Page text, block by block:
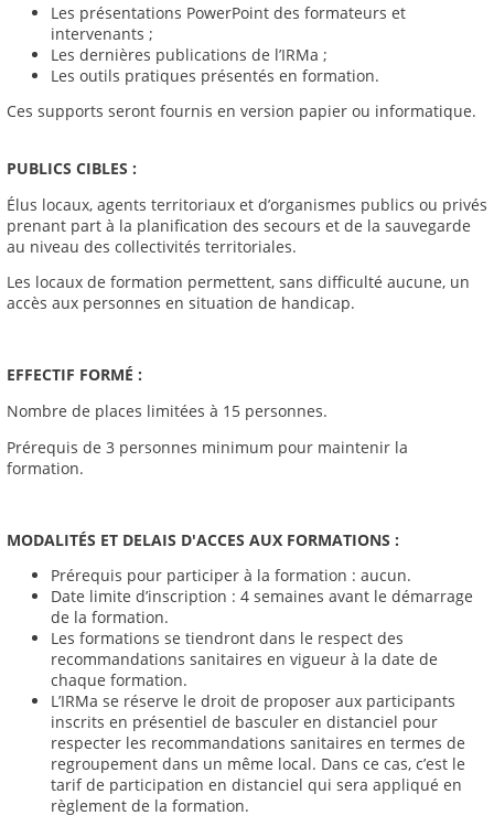
Les présentations PowerPoint des formateurs et
intervenants ;
Les dernières publications de l’IRMa ;
Les outils pratiques présentés en formation.
Ces supports seront fournis en version papier ou informatique.
PUBLICS CIBLES :
Élus locaux, agents territoriaux et d’organismes publics ou privés
prenant part à la planification des secours et de la sauvegarde
au niveau des collectivités territoriales.
Les locaux de formation permettent, sans difficulté aucune, un
accès aux personnes en situation de handicap.
EFFECTIF FORMÉ :
Nombre de places limitées à 15 personnes.
Prérequis de 3 personnes minimum pour maintenir la
formation.
MODALITÉS ET DELAIS D'ACCES AUX FORMATIONS :
Prérequis pour participer à la formation : aucun.
Date limite d’inscription : 4 semaines avant le démarrage
de la formation.
Les formations se tiendront dans le respect des
recommandations sanitaires en vigueur à la date de
chaque formation.
L’IRMa se réserve le droit de proposer aux participants
inscrits en présentiel de basculer en distanciel pour
respecter les recommandations sanitaires en termes de
regroupement dans un même local. Dans ce cas, c’est le
tarif de participation en distanciel qui sera appliqué en
règlement de la formation.